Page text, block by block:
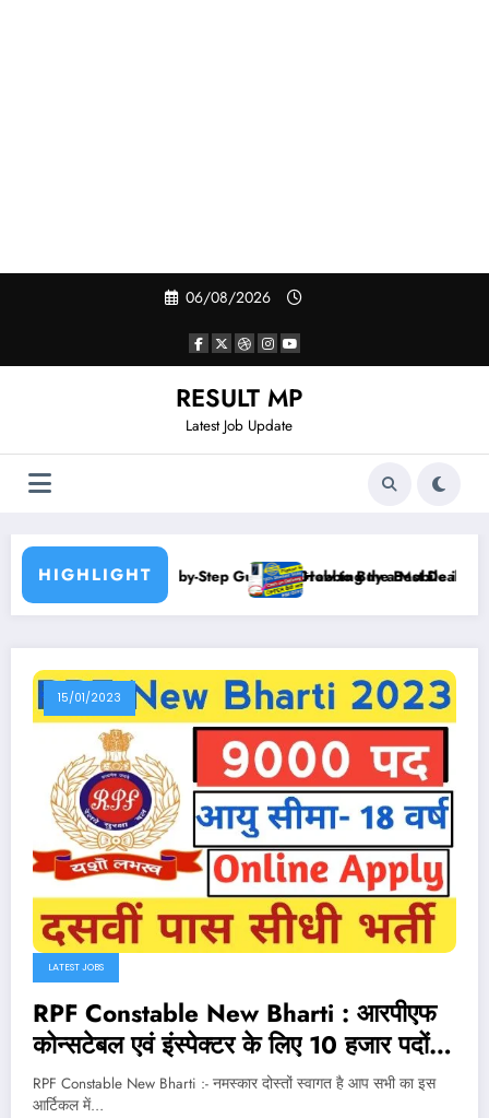
06/08/2026
RESULT MP
Latest Job Update
HIGHLIGHT
by-Step Guide to Grabbing the Best Deals
How to Buy a Mobile in Just ₹99: A Guide to
15/01/2023
LATEST JOBS
RPF Constable New Bharti : आरपीएफ
कोन्सटेबल एवं इंस्पेक्टर के लिए 10 हजार पदों
बंपर भर्ती, यहां से करें आवेदन
RPF Constable New Bharti :- नमस्कार दोस्तों स्वागत है आप सभी का इस
आर्टिकल में…